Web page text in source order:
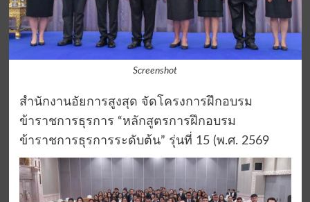
Screenshot
สำนักงานอัยการสูงสุด จัดโครงการฝึกอบรม
ข้าราชการธุรการ “หลักสูตรการฝึกอบรม
ข้าราชการธุรการระดับต้น” รุ่นที่ 15 (พ.ศ. 2569